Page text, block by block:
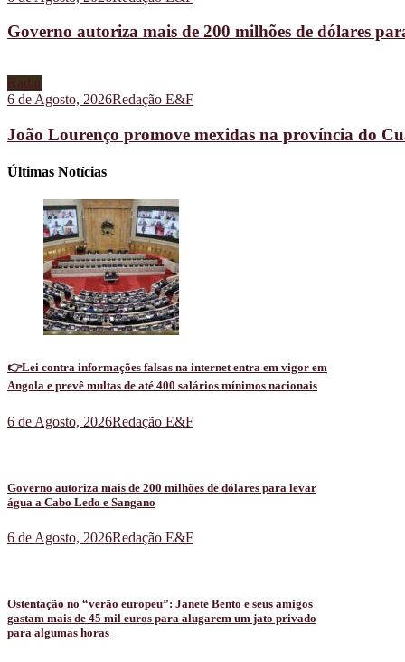
Governo autoriza mais de 200 milhões de dólares
Radar
6 de Agosto, 2026Redação E&F
João Lourenço promove mexidas na província do
Últimas Notícias
👉Lei contra informações falsas na internet entra em vigor em
Angola e prevê multas de até 400 salários mínimos nacionais
6 de Agosto, 2026Redação E&F
Governo autoriza mais de 200 milhões de dólares para levar
água a Cabo Ledo e Sangano
6 de Agosto, 2026Redação E&F
Ostentação no “verão europeu”: Janete Bento e seus amigos
gastam mais de 45 mil euros para alugarem um jato privado
para algumas horas